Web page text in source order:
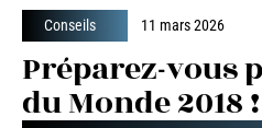
Conseils 11 mars 2026
Préparez-vous
du Monde 2018 !